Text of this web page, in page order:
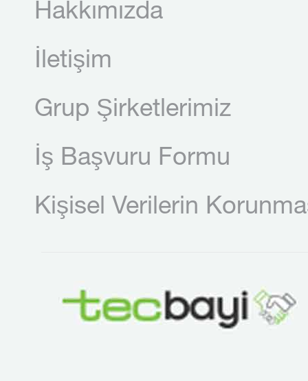
Hakkımızda
İletişim
Grup Şirketlerimiz
İş Başvuru Formu
Kişisel Verilerin